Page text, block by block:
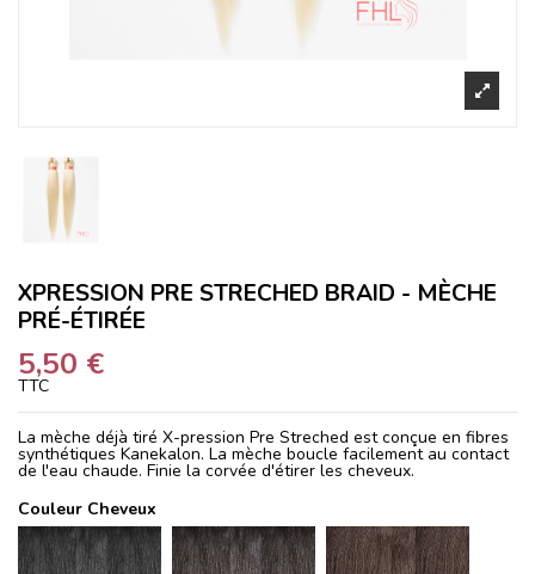
XPRESSION PRE STRECHED BRAID - MÈCHE
PRÉ-ÉTIRÉE
5,50 €
TTC
La mèche déjà tiré X-pression Pre Streched est conçue en fibres
synthétiques Kanekalon. La mèche boucle facilement au contact
de l'eau chaude. Finie la corvée d'étirer les cheveux.
Couleur Cheveux
1
1B 2